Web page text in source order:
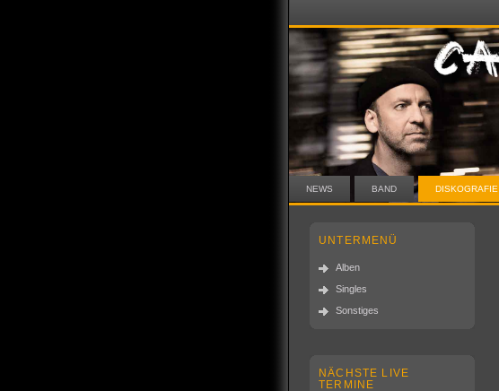
NEWS BAND DISKOGRAFIE
UNTERMENÜ
Alben
Singles
Sonstiges
NÄCHSTE LIVE
TERMINE